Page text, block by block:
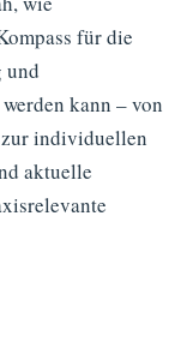
für die
und
kann – von
individuellen
aktuelle